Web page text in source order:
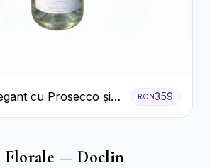
cu Prosecco și
RON359
Florale — Doclin